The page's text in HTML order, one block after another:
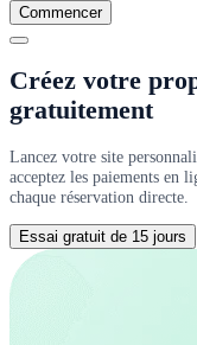
Commencer
Créez votre
gratuitement
Lancez votre site
acceptez les paiements en
chaque réservation directe.
Essai gratuit de 15 jours